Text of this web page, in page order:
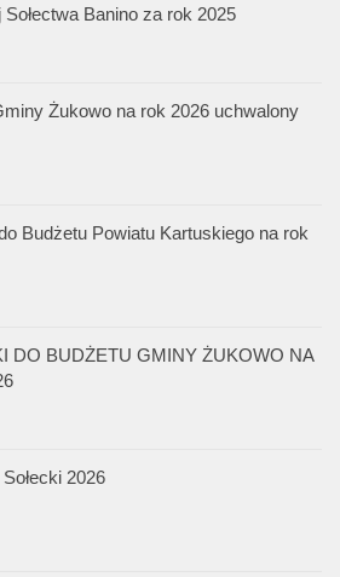
Sołectwa Banino za rok 2025
Żukowo na rok 2026 uchwalony
Budżetu Powiatu Kartuskiego na rok
DO BUDŻETU GMINY ŻUKOWO NA
2026